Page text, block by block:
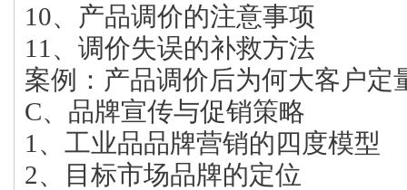
10、产品调价的注意事项
11、调价失误的补救方法
案例：产品调价后为何大客户定
C、品牌宣传与促销策略
1、工业品品牌营销的四度模型
2、目标市场品牌的定位